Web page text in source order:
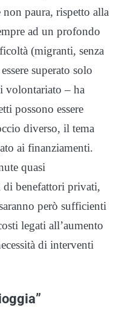
paura, rispetto alla
ad un profondo
(migranti, senza
superato solo
volontariato – ha
possono essere
diverso, il tema
ai finanziamenti.
quasi
di benefattori privati,
però sufficienti
legati all’aumento
di interventi